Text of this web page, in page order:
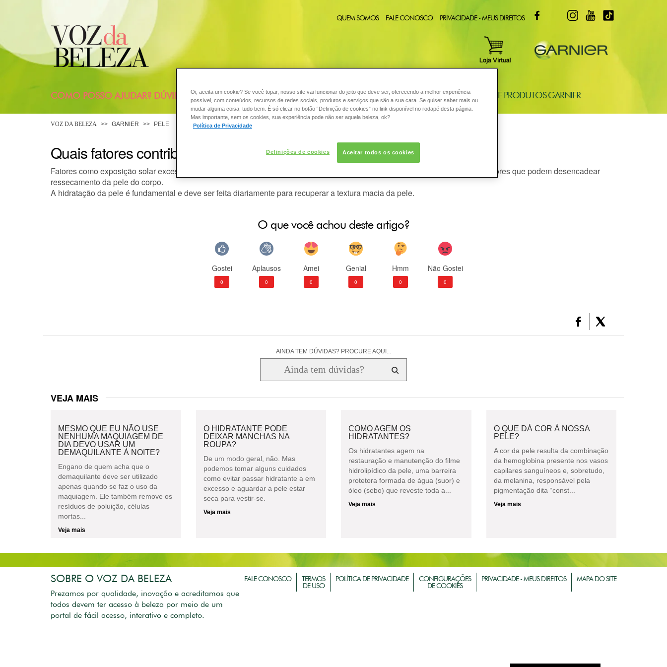
QUEM SOMOS FALE CONOSCO PRIVACIDADE - MEUS DIREITOS
FACEBOOK
TWITTER INSTAGRAM
YOUTUBE
COMO POSSO AJUDAR? DÚVIDAS SOBRE: CABELO COLORAÇÃO DESODORANTE PELE CONSULTORIA DE PRODUTOS GARNIER
VOZ DA BELEZA GARNIER PELE
Quais fatores contribuem para o ressecamento da pele do meu corpo?
Fatores como exposição solar excessiva, banhos quentes, o uso de produtos depilatórios, mudanças hormonais são alguns fatores que podem desencadear
ressecamento da pele do corpo.
A hidratação da pele é fundamental e deve ser feita diariamente para recuperar a textura macia da pele.
O que você achou deste artigo?
Gostei
0
Aplausos
0
Amei
0
Genial
0
Hmm
0
Não Gostei
0
AINDA TEM DÚVIDAS? PROCURE AQUI...
VEJA MAIS
MESMO QUE EU NÃO USE
NENHUMA MAQUIAGEM DE
DIA DEVO USAR UM
DEMAQUILANTE À NOITE?
Engano de quem acha que o
demaquilante deve ser utilizado
apenas quando se faz o uso da
maquiagem. Ele também remove os
resíduos de poluição, células
mortas...
Veja mais
O HIDRATANTE PODE
DEIXAR MANCHAS NA
ROUPA?
De um modo geral, não. Mas
podemos tomar alguns cuidados
como evitar passar hidratante a em
excesso e aguardar a pele estar
seca para vestir-se.
Veja mais
COMO AGEM OS
HIDRATANTES?
Os hidratantes agem na
restauração e manutenção do filme
hidrolipídico da pele, uma barreira
protetora formada de água (suor) e
óleo (sebo) que reveste toda a...
Veja mais
O QUE DÁ COR À NOSSA
PELE?
A cor da pele resulta da combinação
da hemoglobina presente nos vasos
capilares sanguíneos e, sobretudo,
da melanina, responsável pela
pigmentação dita “const...
Veja mais
SOBRE O VOZ DA BELEZA
Prezamos por qualidade, inovação e acreditamos que
todos devem ter acesso à beleza por meio de um
portal de fácil acesso, interativo e completo.
FALE CONOSCO
TERMOS
DE USO
POLÍTICA DE PRIVACIDADE
CONFIGURAÇÕES
DE COOKIES
PRIVACIDADE - MEUS DIREITOS MAPA DO SITE
Oi, aceita um cookie? Se você topar, nosso site vai funcionar do jeito que deve ser, oferecendo a melhor experiência
possível, com conteúdos, recursos de redes sociais, produtos e serviços que são a sua cara. Se quiser saber mais ou
mudar alguma coisa, tudo bem. É só clicar no botão “Definição de cookies” no link disponível no rodapé desta página.
Mas importante, sem os cookies, sua experiência pode não ser aquela beleza, ok?
Política de Privacidade
Definições de cookies Aceitar todos os cookies